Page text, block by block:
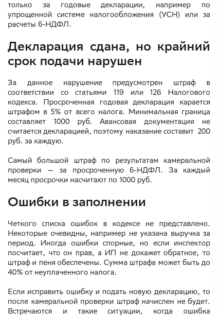
только за годовые декларации, например по
упрощенной системе налогообложения (УСН) или за
расчеты 6-НДФЛ.
Декларация сдана, но крайний
срок подачи нарушен
За данное нарушение предусмотрен штраф в
соответствии со статьями 119 или 126 Налогового
кодекса. Просроченная годовая декларация карается
штрафом в 5% от всего налога. Минимальная граница
составляет 1000 руб. Авансовая документация не
считается декларацией, поэтому наказание составит 200
руб. за каждую.
Самый большой штраф по результатам камеральной
проверки — за просроченную 6-НДФЛ. За каждый
месяц просрочки насчитают по 1000 руб.
Ошибки в заполнении
Четкого списка ошибок в кодексе не представлено.
Некоторые очевидны, например не указана выручка за
период. Иногда ошибки спорные, но если инспектор
посчитает, что он прав, а ИП не докажет обратное, то
штраф и пеня обеспечены. Сумма штрафа может быть до
40% от неуплаченного налога.
Если исправить ошибку и подать новую декларацию, то
после камеральной проверки штраф начислен не будет.
Встречаются и такие ситуации, когда ошибка